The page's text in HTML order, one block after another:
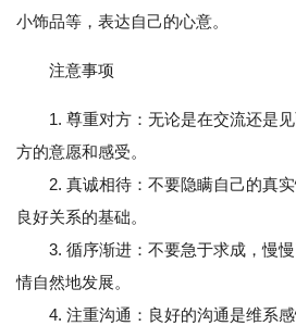
小饰品等，表达自己的心意。
注意事项
1. 尊重对方：无论是在交流还是
方的意愿和感受。
2. 真诚相待：不要隐瞒自己的真实
良好关系的基础。
3. 循序渐进：不要急于求成，慢慢
情自然地发展。
4. 注重沟通：良好的沟通是维系感